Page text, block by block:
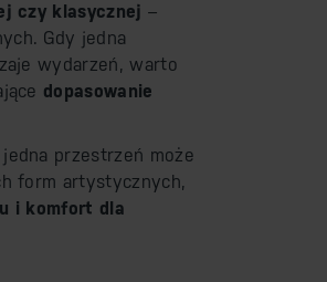
czy klasycznej –
Gdy jedna
wydarzeń, warto
dopasowanie
przestrzeń może
form artystycznych,
i komfort dla